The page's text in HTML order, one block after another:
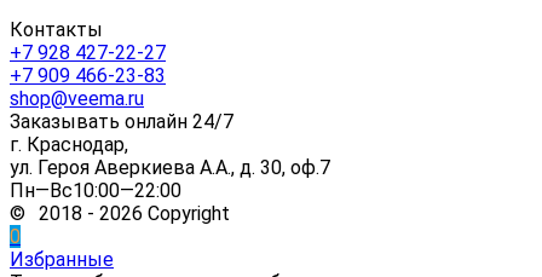
Контакты
+7 928 427-22-27
+7 909 466-23-83
shop@veema.ru
Заказывать онлайн 24/7
г. Краснодар,
ул. Героя Аверкиева А.А., д. 30, оф.7
Пн—Вс10:00—22:00
© 2018 - 2026 Copyright
0
Избранные